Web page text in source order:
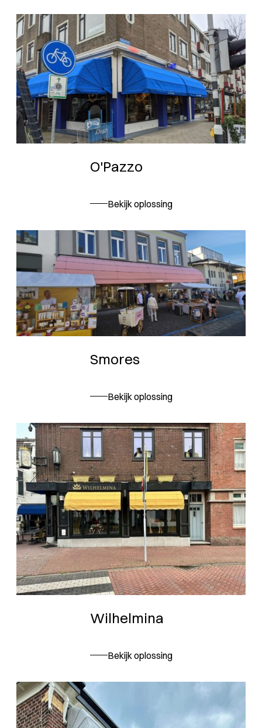
O'Pazzo
Bekijk oplossing
Smores
Bekijk oplossing
Wilhelmina
Bekijk oplossing